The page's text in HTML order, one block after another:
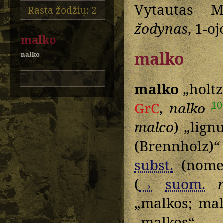
Rasta žodžių: 2
malko
nalko
Vytautas
žodynas, 1-
malko
malko
GrC,nalko
malco)
subst.
(→ suom.
„malkos;